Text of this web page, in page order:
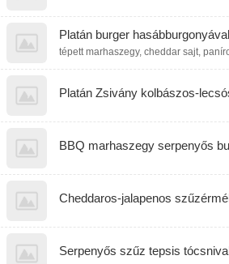
Platán burger hasábburgonyával
tépett marhaszegy, cheddar sajt,
Platán Zsivány kolbászos-
BBQ marhaszegy serpenyős
Cheddaros-jalapenos
Serpenyős szűz tepsis